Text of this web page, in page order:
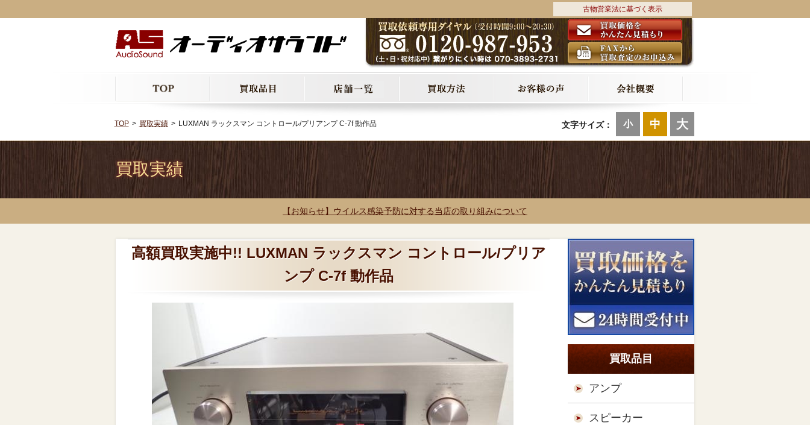
古物営業法に基づく表示
文字サイズ： 小 中 大
TOP 買取実績 LUXMAN ラックスマン コントロール/プリアンプ C-7f 動作品
買取実績
【お知らせ】ウイルス感染予防に対する当店の取り組みについて
高額買取実施中!! LUXMAN ラックスマン コントロール/プリア
ンプ C-7f 動作品
買取品目
アンプ
スピーカー